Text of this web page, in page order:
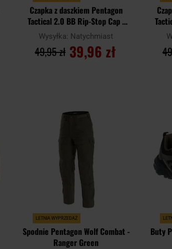
Czapka z daszkiem Pentagon
Tactical 2.0 BB Rip-Stop Cap -
Black
Wysyłka: Natychmiast
39,96 zł
49,95 zł
LETNIA WYPRZEDAŻ
Spodnie Pentagon Wolf Combat -
Ranger Green
Buty